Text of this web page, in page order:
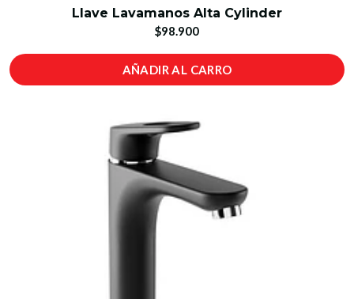
Llave Lavamanos Alta Cylinder
$98.900
AÑADIR AL CARRO